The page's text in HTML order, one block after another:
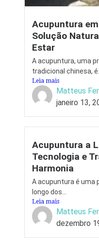
Acupuntura
Solução
Estar
A acupuntura, uma
tradicional chinesa,
Leia mais
Matteus
janeiro 13,
Acupuntura a
Tecnologia e
Harmonia
A acupuntura é uma
longo dos...
Leia mais
Matteus
dezembro